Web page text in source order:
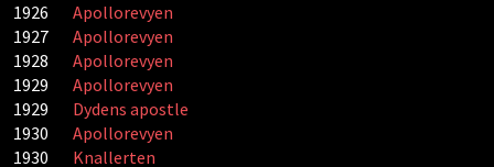
1926
Apollorevyen
1927
Apollorevyen
1928
Apollorevyen
1929
Apollorevyen
1929
Dydens apostle
1930
Apollorevyen
1930
Knallerten